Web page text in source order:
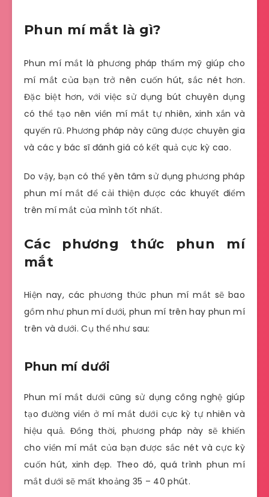
Phun mí mắt là gì?
Phun mí mắt là phương pháp thẩm mỹ giúp cho
mí mắt của bạn trở nên cuốn hút, sắc nét hơn.
Đặc biệt hơn, với việc sử dụng bút chuyên dụng
có thể tạo nên viền mí mắt tự nhiên, xinh xắn và
quyến rũ. Phương pháp này cũng được chuyên gia
và các y bác sĩ đánh giá có kết quả cực kỳ cao.
Do vậy, bạn có thể yên tâm sử dụng phương pháp
phun mí mắt để cải thiện được các khuyết điểm
trên mí mắt của mình tốt nhất.
Các phương thức phun mí
mắt
Hiện nay, các phương thức phun mí mắt sẽ bao
gồm như phun mí dưới, phun mí trên hay phun mí
trên và dưới. Cụ thể như sau:
Phun mí dưới
Phun mí mắt dưới cũng sử dụng công nghệ giúp
tạo đường viền ở mí mắt dưới cực kỳ tự nhiên và
hiệu quả. Đồng thời, phương pháp này sẽ khiến
cho viền mí mắt của bạn được sắc nét và cực kỳ
cuốn hút, xinh đẹp. Theo đó, quá trình phun mí
mắt dưới sẽ mất khoảng 35 – 40 phút.